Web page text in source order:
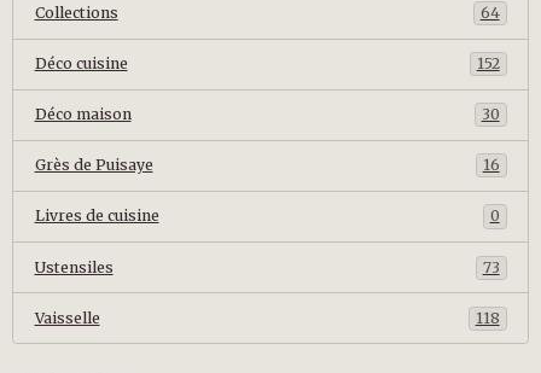
Collections 64
Déco cuisine 152
Déco maison 30
Grès de Puisaye 16
Livres de cuisine 0
Ustensiles 73
Vaisselle 118